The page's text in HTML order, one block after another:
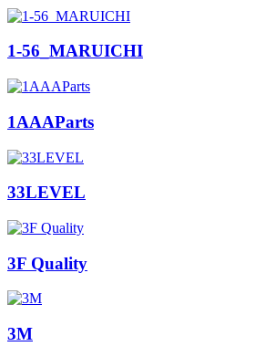
1-56_MARUICHI
1AAAParts
33LEVEL
3F Quality
3M